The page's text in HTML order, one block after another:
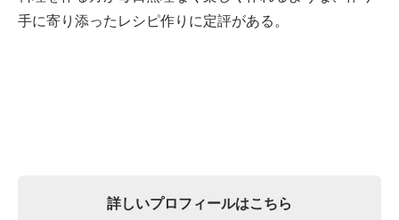
手に寄り添ったレシピ作りに定評がある。
詳しいプロフィールはこちら